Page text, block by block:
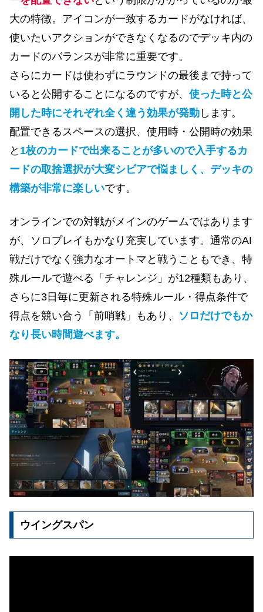
大の特徴。アイコンが一致するカードがなければ、
使いたいアクションができなくなるのでデッキ内の
カードのバランスが非常に重要です。
さらにカードは使わずにラウンドの最後まで持って
いると公開することになるのですが、 使った時と公
開した時にそれぞれ全く違う効果が発動 します。
配置できるスペースの選択、使用時・公開時の効果
と 1枚のカードで出来ることが多いので入手するカ
ードの取捨選択が大変シビアで悩ましく、デッキの
構築が非常に楽しいです。
オンラインでの対戦がメインのゲームではあります
が、ソロプレイもかなり充実しています。通常のAI
戦だけでなく強力なオートマと戦うこともでき、特
殊ルールで遊べる「チャレンジ」が12種類もあり、
さらに3日毎に更新される特殊ルール・得点条件で
得点を競い合う「前哨戦」もあり、 ソロだけでもか
なり長い時間遊べます。
ウイングスパン